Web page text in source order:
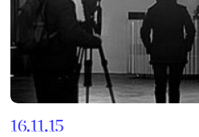
16.11.15